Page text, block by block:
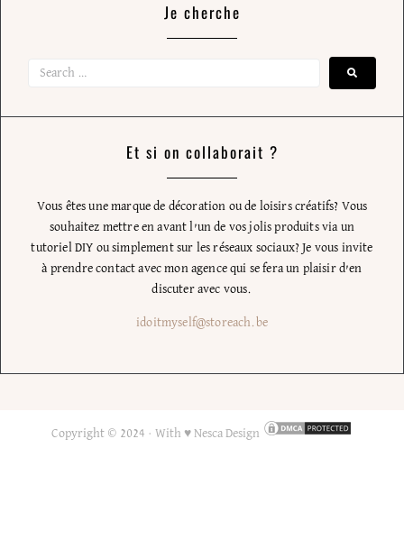
Je cherche
Et si on collaborait ?
Vous êtes une marque de décoration ou de loisirs créatifs? Vous
souhaitez mettre en avant l’un de vos jolis produits via un
tutoriel DIY ou simplement sur les réseaux sociaux? Je vous invite
à prendre contact avec mon agence qui se fera un plaisir d’en
discuter avec vous.
idoitmyself@storeach.be
Copyright © 2024 · With ♥ Nesca Design